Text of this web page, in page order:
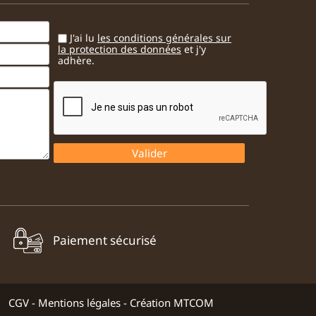
J'ai lu les conditions générales sur
la protection des données et j'y
adhère.
Paiement sécurisé
CGV - Mentions légales - Création MTCOM